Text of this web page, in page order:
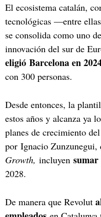
El ecosistema catalán,
tecnológicas —entre
se consolida como uno
innovación del sur de
eligió Barcelona en
con 300 personas.
Desde entonces, la
estos años y alcanza ya
planes de crecimiento
por Ignacio Zunzunegui,
Growth, incluyen sumar
2028.
De manera que Revolut